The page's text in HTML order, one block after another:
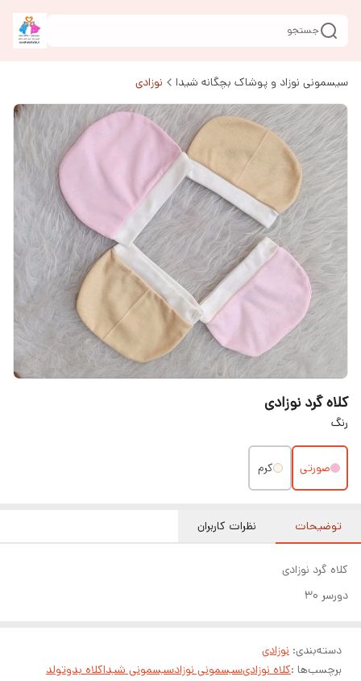
جستجو
سیسمونی نوزاد و پوشاک بچگانه شیدا نوزادی
کلاه گرد نوزادی
رنگ
صورتی کرم
توضیحات نظرات کاربران
کلاه گرد نوزادی
دورسر ۳۰
دسته‌بندی: نوزادی
برچسب‌ها :کلاه نوزادیسیسمونی نوزادسیسمونی شیداکلاه بدوتولد